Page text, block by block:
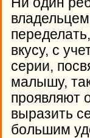
вкусу, с
серии,
малышу,
проявляют
выразить
большим